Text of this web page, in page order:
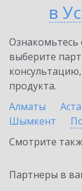
в
выберите
продукта.
Алматы
Шымкент
Смотрите
Партнеры в